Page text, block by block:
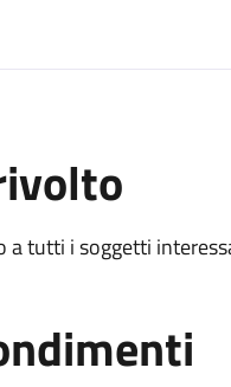
a tutti i soggetti